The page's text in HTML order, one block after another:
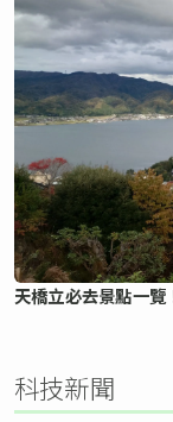
天橋立必去景點一
科技新聞